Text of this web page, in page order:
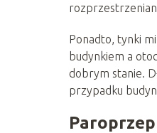
Ponadto, tynki
budynkiem a
dobrym stanie.
przypadku